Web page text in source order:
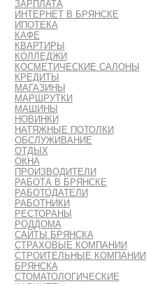
ЗАРПЛАТА
ИНТЕРНЕТ В БРЯНСКЕ
ИПОТЕКА
КАФЕ
КВАРТИРЫ
КОЛЛЕДЖИ
КОСМЕТИЧЕСКИЕ САЛОНЫ
КРЕДИТЫ
МАГАЗИНЫ
МАРШРУТКИ
МАШИНЫ
НОВИНКИ
НАТЯЖНЫЕ ПОТОЛКИ
ОБСЛУЖИВАНИЕ
ОТДЫХ
ОКНА
ПРОИЗВОДИТЕЛИ
РАБОТА В БРЯНСКЕ
РАБОТОДАТЕЛИ
РАБОТНИКИ
РЕСТОРАНЫ
РОДДОМА
САЙТЫ БРЯНСКА
СТРАХОВЫЕ КОМПАНИИ
СТРОИТЕЛЬНЫЕ КОМПАНИИ
БРЯНСКА
СТОМАТОЛОГИЧЕСКИЕ